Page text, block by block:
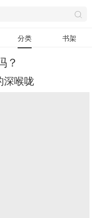
分类 书架
？
深喉咙